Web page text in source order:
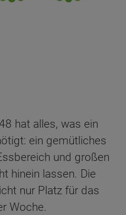
hat alles, was ein
ein gemütliches
und großen
hinein lassen. Die
nur Platz für das
Woche.